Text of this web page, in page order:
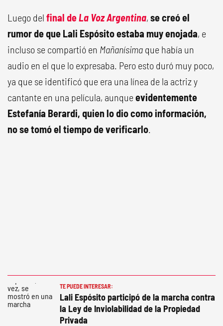
Luego del final deLa Voz Argentina, se creó el
rumor de que Lali Espósito estaba muy enojada, e
incluso se compartió en Mañanísima que había un
audio en el que lo expresaba. Pero esto duró muy poco,
ya que se identificó que era una línea de la actriz y
cantante en una película, aunqueevidentemente
Estefanía Berardi, quien lo dio como información,
no se tomó el tiempo de verificarlo.
TE PUEDE INTERESAR:
Lali Espósito participó de la marcha contra
la Ley de Inviolabilidad de la Propiedad
Privada